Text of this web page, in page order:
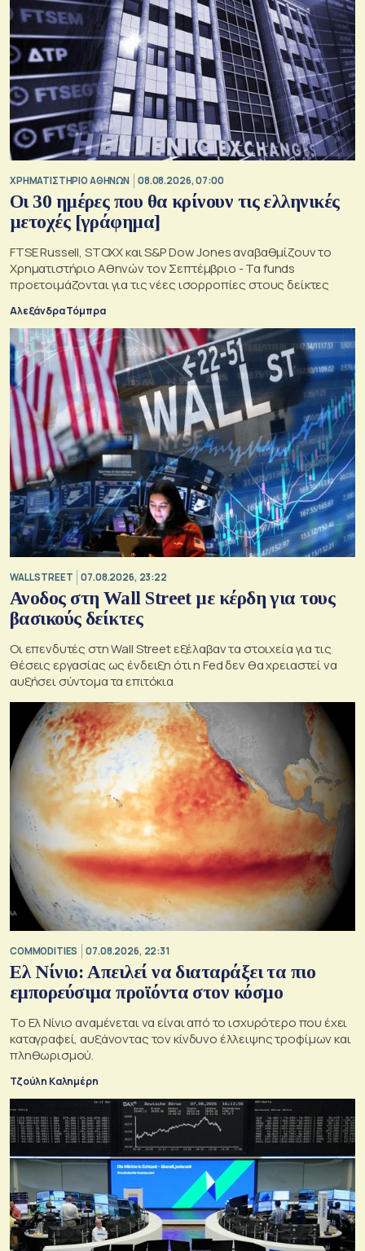
XΡΗΜΑΤΙΣΤΗΡΙΟ ΑΘΗΝΩΝ 08.08.2026, 07:00
Οι 30 ημέρες που θα κρίνουν τις ελληνικές
μετοχές [γράφημα]
FTSE Russell, STOXX και S&P Dow Jones αναβαθμίζουν το
Χρηματιστήριο Αθηνών τον Σεπτέμβριο - Τα funds
προετοιμάζονται για τις νέες ισορροπίες στους δείκτες
Αλεξάνδρα Τόμπρα
WALL STREET 07.08.2026, 23:22
Ανοδος στη Wall Street με κέρδη για τους
βασικούς δείκτες
Οι επενδυτές στη Wall Street εξέλαβαν τα στοιχεία για τις
θέσεις εργασίας ως ένδειξη ότι η Fed δεν θα χρειαστεί να
αυξήσει σύντομα τα επιτόκια
COMMODITIES 07.08.2026, 22:31
Ελ Νίνιο: Απειλεί να διαταράξει τα πιο
εμπορεύσιμα προϊόντα στον κόσμο
Το Ελ Νίνιο αναμένεται να είναι από το ισχυρότερο που έχει
καταγραφεί, αυξάνοντας τον κίνδυνο έλλειψης τροφίμων και
πληθωρισμού.
Τζούλη Καλημέρη